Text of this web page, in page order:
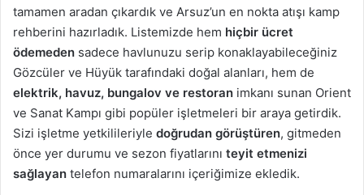
tamamen aradan çıkardık ve Arsuz’un en nokta atışı kamp
rehberini hazırladık. Listemizde hem hiçbir ücret
ödemeden sadece havlunuzu serip konaklayabileceğiniz
Gözcüler ve Hüyük tarafındaki doğal alanları, hem de
elektrik, havuz, bungalov ve restoran imkanı sunan Orient
ve Sanat Kampı gibi popüler işletmeleri bir araya getirdik.
Sizi işletme yetkilileriyle doğrudan görüştüren, gitmeden
önce yer durumu ve sezon fiyatlarını teyit etmenizi
sağlayan telefon numaralarını içeriğimize ekledik.